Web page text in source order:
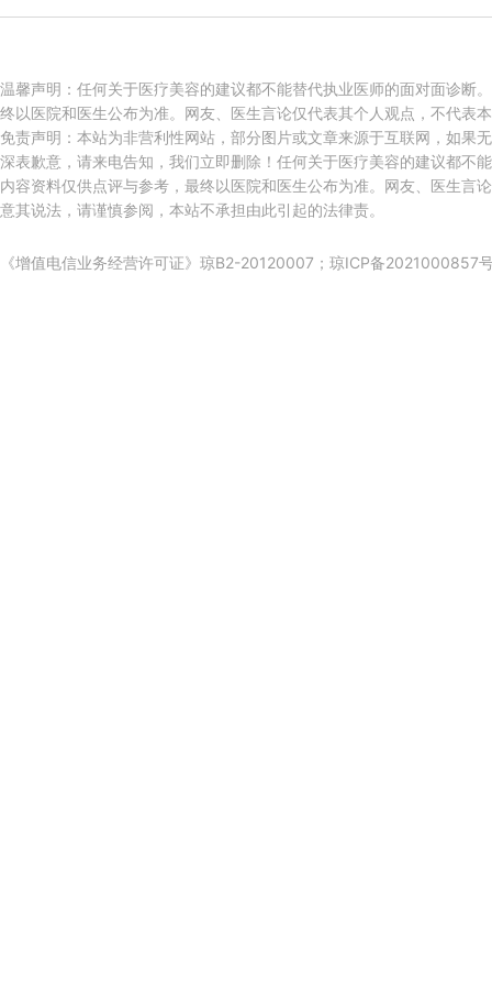
温馨声明：任何关于医疗美容的建议都不能替代执业医师的面对面诊断
终以医院和医生公布为准。网友、医生言论仅代表其个人观点，不代表
免责声明：本站为非营利性网站，部分图片或文章来源于互联网，如果
深表歉意，请来电告知，我们立即删除！任何关于医疗美容的建议都不
内容资料仅供点评与参考，最终以医院和医生公布为准。网友、医生言
意其说法，请谨慎参阅，本站不承担由此引起的法律责。
《增值电信业务经营许可证》琼B2-20120007； 琼ICP备2021000857